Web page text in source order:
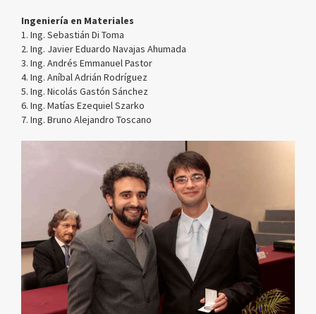
Ingeniería en Materiales
1. Ing. Sebastián Di Toma
2. Ing. Javier Eduardo Navajas Ahumada
3. Ing. Andrés Emmanuel Pastor
4. Ing. Aníbal Adrián Rodríguez
5. Ing. Nicolás Gastón Sánchez
6. Ing. Matías Ezequiel Szarko
7. Ing. Bruno Alejandro Toscano